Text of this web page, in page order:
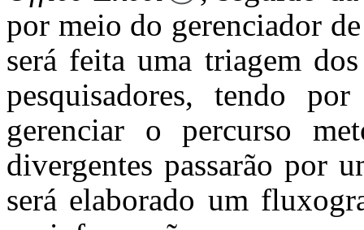
por meio do gerenciador
será feita uma triagem
pesquisadores, tendo
gerenciar o percurso
divergentes passarão por
será elaborado um